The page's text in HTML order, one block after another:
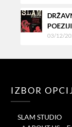
03/12/
IZBOR
SLAM STUDIO